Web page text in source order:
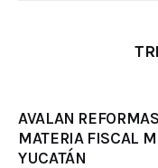
AVALAN
MATERIA FISCAL
YUCATÁN